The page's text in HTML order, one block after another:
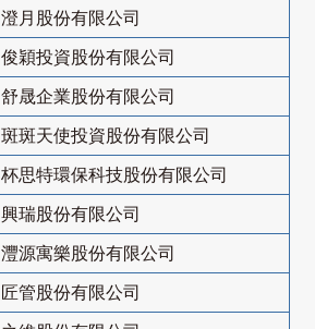
澄月股份有限公司
俊穎投資股份有限公司
舒晟企業股份有限公司
斑斑天使投資股份有限公司
杯思特環保科技股份有限公司
興瑞股份有限公司
灃源寓樂股份有限公司
匠管股份有限公司